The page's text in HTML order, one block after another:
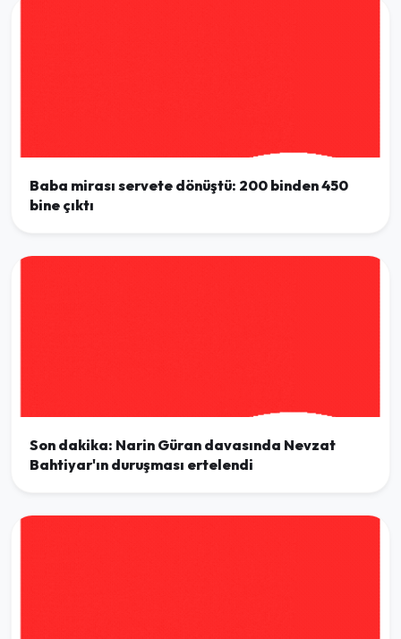
Baba mirası servete dönüştü: 200 binden 450
bine çıktı
Son dakika: Narin Güran davasında Nevzat
Bahtiyar'ın duruşması ertelendi